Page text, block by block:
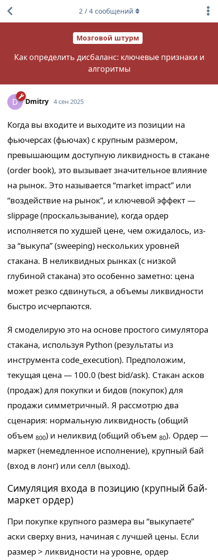
Мозговой штурм
Как определить дисбаланс: ключевые признаки и
алгоритмы
2/ 4сообщений
D Dmitry 4 сен 2025
Когда вы входите и выходите из позиции на
фьючерсах (фьючах) с крупным размером,
превышающим доступную ликвидность в стакане
(order book), это вызывает значительное влияние
на рынок. Это называется “market impact” или
“воздействие на рынок”, и ключевой эффект —
slippage (проскальзывание), когда ордер
исполняется по худшей цене, чем ожидалось, из-
за “выкупа” (sweeping) нескольких уровней
стакана. В неликвидных рынках (с низкой
глубиной стакана) это особенно заметно: цена
может резко сдвинуться, а объемы ликвидности
быстро исчерпаются.
Я смоделирую это на основе простого симулятора
стакана, используя Python (результаты из
инструмента code_execution). Предположим,
текущая цена — 100.0 (best bid/ask). Стакан асков
(продаж) для покупки и бидов (покупок) для
продажи симметричный. Я рассмотрю два
сценария: нормальную ликвидность (общий
объем 800) и неликвид (общий объем 80). Ордер —
маркет (немедленное исполнение), крупный бай
(вход в лонг) или селл (выход).
Симуляция входа в позицию (крупный бай-
маркет ордер)
При покупке крупного размера вы “выкупаете”
аски сверху вниз, начиная с лучшей цены. Если
размер > ликвидности на уровне, ордер